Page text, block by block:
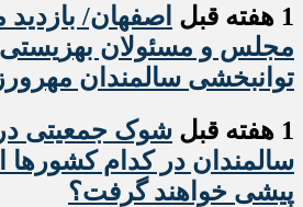
1 هفته قبل
اصفهان/
مجلس و مسئولان بهزیستی
توانبخشی سالمندان
1 هفته قبل
شوک جمعیتی
سالمندان در کدام
پیشی خواهند گرفت؟